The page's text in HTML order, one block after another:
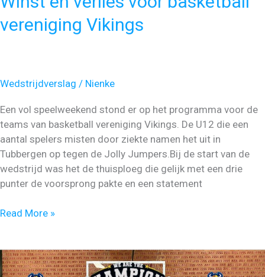
vereniging Vikings
Wedstrijdverslag / Nienke
Een vol speelweekend stond er op het programma voor de
teams van basketball vereniging Vikings. De U12 die een
aantal spelers misten door ziekte namen het uit in
Tubbergen op tegen de Jolly Jumpers.Bij de start van de
wedstrijd was het de thuisploeg die gelijk met een drie
punter de voorsprong pakte en een statement
Winst
voor
basketball
Read More »